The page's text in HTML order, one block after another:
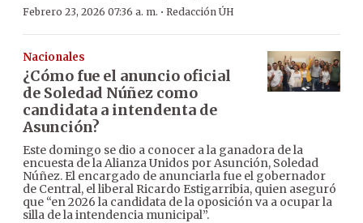
Febrero 23, 2026 07:36 a. m. · Redacción ÚH
Nacionales
¿Cómo fue el anuncio oficial
de Soledad Núñez como
candidata a intendenta de
Asunción?
Este domingo se dio a conocer a la ganadora de la
encuesta de la Alianza Unidos por Asunción, Soledad
Núñez. El encargado de anunciarla fue el gobernador
de Central, el liberal Ricardo Estigarribia, quien aseguró
que “en 2026 la candidata de la oposición va a ocupar la
silla de la intendencia municipal”.